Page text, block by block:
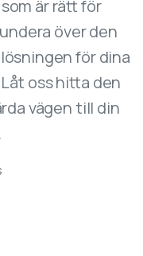
är rätt för
över den
för dina
oss hitta den
vägen till din